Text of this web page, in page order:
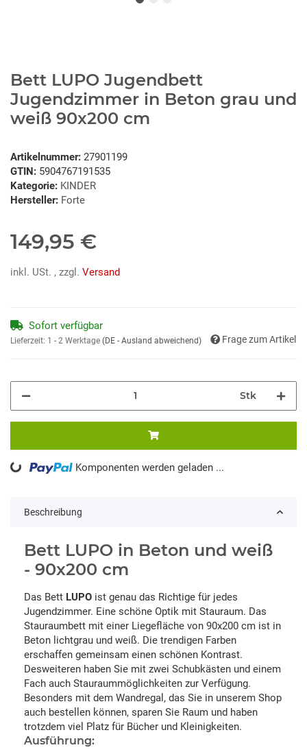
Bett LUPO Jugendbett
Jugendzimmer in Beton grau und
weiß 90x200 cm
Artikelnummer: 27901199
GTIN: 5904767191535
Kategorie: KINDER
Hersteller: Forte
149,95 €
inkl. USt. , zzgl. Versand
Sofort verfügbar
Lieferzeit: 1 - 2 Werktage (DE - Ausland abweichend) Frage zum Artikel
Stk
Loading... Komponenten werden geladen ...
Beschreibung
Bett LUPO in Beton und weiß
- 90x200 cm
Das Bett LUPO ist genau das Richtige für jedes
Jugendzimmer. Eine schöne Optik mit Stauraum. Das
Stauraumbett mit einer Liegefläche von 90x200 cm ist in
Beton lichtgrau und weiß. Die trendigen Farben
erschaffen gemeinsam einen schönen Kontrast.
Desweiteren haben Sie mit zwei Schubkästen und einem
Fach auch Stauraummöglichkeiten zur Verfügung.
Besonders mit dem Wandregal, das Sie in unserem Shop
auch bestellen können, sparen Sie Raum und haben
trotzdem viel Platz für Bücher und Kleinigkeiten.
Ausführung: